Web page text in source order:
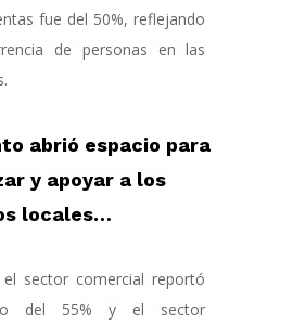
fue del 50%, reflejando
de personas en las
abrió espacio para
y apoyar a los
locales…
el sector comercial reportó
del 55% y el sector